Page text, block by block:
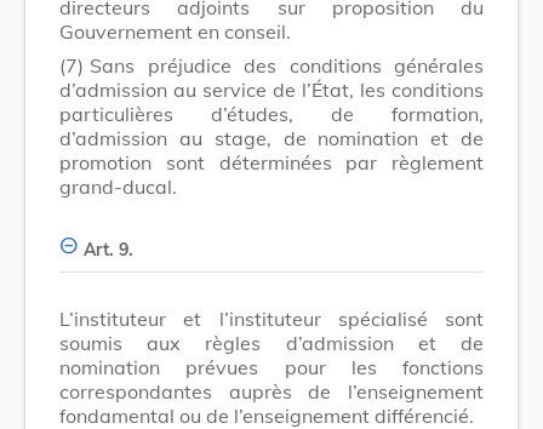
directeurs adjoints sur proposition du
Gouvernement en conseil.
(7) Sans préjudice des conditions générales
d’admission au service de l’État, les conditions
particu­lières d’études, de formation,
d’admission au stage, de nomination et de
promotion sont déterminées par règlement
grand-ducal.
Art. 9.
L’instituteur et l’instituteur spécialisé sont
soumis aux règles d’admission et de
nomination prévues pour les fonctions
correspondantes auprès de l’enseignement
fondamental ou de l’enseigne­ment différencié.